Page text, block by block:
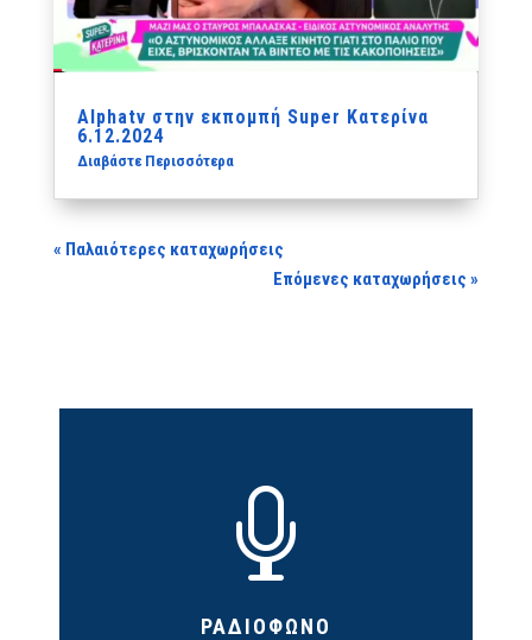
Αlphatv‬ στην εκπομπή Super Κατερίνα
6.12.2024
Διαβάστε Περισσότερα
« Παλαιότερες καταχωρήσεις
Επόμενες καταχωρήσεις »

ΡΑΔΙΟΦΩΝΟ